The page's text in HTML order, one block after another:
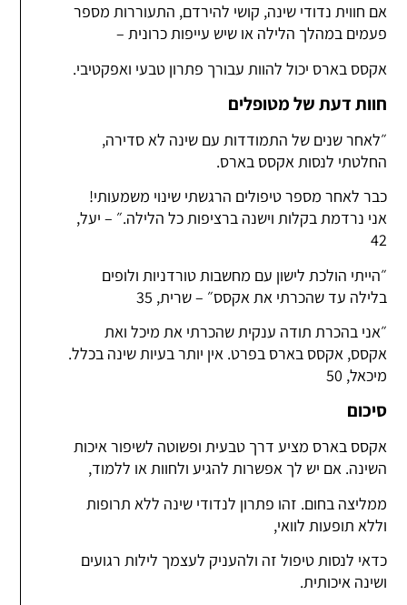
אם חווית נדודי שינה, קושי להירדם, התעוררות מספר
פעמים במהלך הלילה או שיש עייפות כרונית –
אקסס בארס יכול להוות עבורך פתרון טבעי ואפקטיבי.
חוות דעת של מטופלים
״לאחר שנים של התמודדות עם שינה לא סדירה,
החלטתי לנסות אקסס בארס.
כבר לאחר מספר טיפולים הרגשתי שינוי משמעותי!
אני נרדמת בקלות וישנה ברציפות כל הלילה.״ – יעל,
42
״הייתי הולכת לישון עם מחשבות טורדניות ולופים
בלילה עד שהכרתי את אקסס״ – שרית, 35
״אני בהכרת תודה ענקית שהכרתי את מיכל ואת
אקסס, אקסס בארס בפרט. אין יותר בעיות שינה בכלל.
מיכאל, 50
סיכום
אקסס בארס מציע דרך טבעית ופשוטה לשיפור איכות
השינה. אם יש לך אפשרות להגיע ולחוות או ללמוד,
ממליצה בחום. זהו פתרון לנדודי שינה ללא תרופות
וללא תופעות לוואי,
כדאי לנסות טיפול זה ולהעניק לעצמך לילות רגועים
ושינה איכותית.